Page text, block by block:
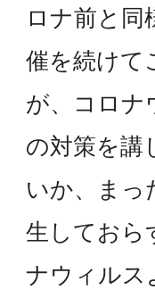
ロナ前と同
催を続けて
が、コロナ
の対策を講
いか、まっ
生しておら
ナウィルス